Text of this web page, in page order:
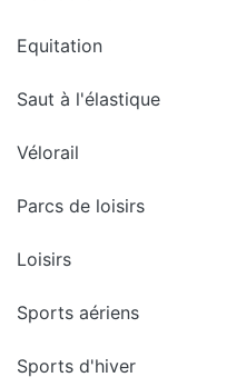
Equitation
Saut à l'élastique
Vélorail
Parcs de loisirs
Loisirs
Sports aériens
Sports d'hiver